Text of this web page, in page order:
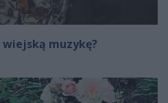
wiejską muzykę?